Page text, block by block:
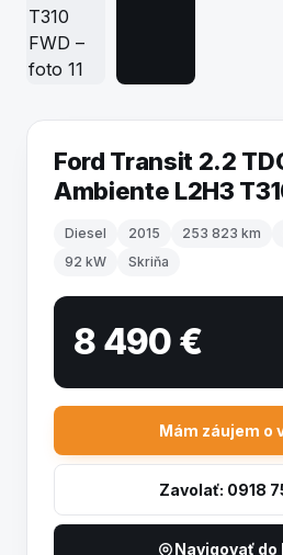
Ford Transit 2.2
Ambiente L2H3
Diesel 2015 253 823 km
92 kW
Skriňa
8 490 €
Mám záujem o
Zavolať: 0918
Navigovať do